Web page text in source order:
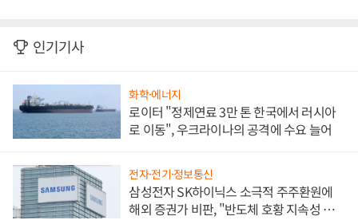
인기기사
화학·에너지
로이터 "정제연료 3만 톤 한국에서 러시아
로 이동", 우크라이나의 공격에 수요 늘어
전자·전기·정보통신
삼성전자 SK하이닉스 소극적 주주환원에
해외 증권가 비판, "반도체 호황 지속성 의